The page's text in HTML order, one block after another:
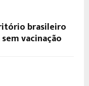
brasileiro
vacinação